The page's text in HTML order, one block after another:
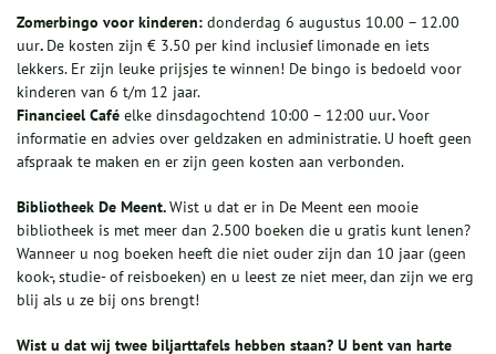
Zomerbingo voor kinderen: donderdag 6 augustus 10.00 – 12.00
uur. De kosten zijn € 3.50 per kind inclusief limonade en iets
lekkers. Er zijn leuke prijsjes te winnen! De bingo is bedoeld voor
kinderen van 6 t/m 12 jaar.
Financieel Café elke dinsdagochtend 10:00 – 12:00 uur.Voor
informatie en advies over geldzaken en administratie. U hoeft geen
afspraak te maken en er zijn geen kosten aan verbonden.
Bibliotheek De Meent.Wist u dat er in De Meent een mooie
bibliotheek is met meer dan 2.500 boeken die u gratis kunt lenen?
Wanneer u nog boeken heeft die niet ouder zijn dan 10 jaar (geen
kook-, studie- of reisboeken) en u leest ze niet meer, dan zijn we erg
blij als u ze bij ons brengt!
Wist u dat wij twee biljarttafels hebben staan? U bent van harte